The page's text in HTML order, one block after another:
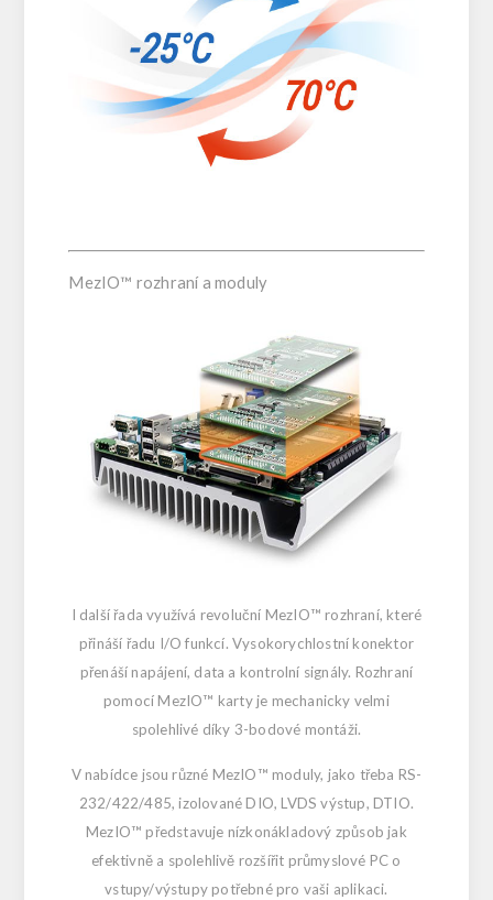
MezIO™ rozhraní a moduly
I další řada využívá revoluční MezIO™ rozhraní, které
přináší řadu I/O funkcí. Vysokorychlostní konektor
přenáší napájení, data a kontrolní signály. Rozhraní
pomocí MezIO™ karty je mechanicky velmi
spolehlivé díky 3-bodové montáži.
V nabídce jsou různé MezIO™ moduly, jako třeba RS-
232/422/485, izolované DIO, LVDS výstup, DTIO.
MezIO™ představuje nízkonákladový způsob jak
efektivně a spolehlivě rozšířit průmyslové PC o
vstupy/výstupy potřebné pro vaši aplikaci.